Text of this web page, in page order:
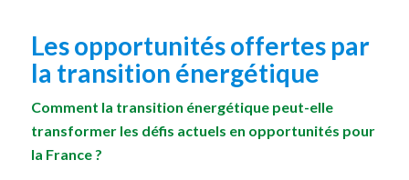
Les opportunités offertes par
la transition énergétique
Comment la transition énergétique peut-elle
transformer les défis actuels en opportunités pour
la France ?